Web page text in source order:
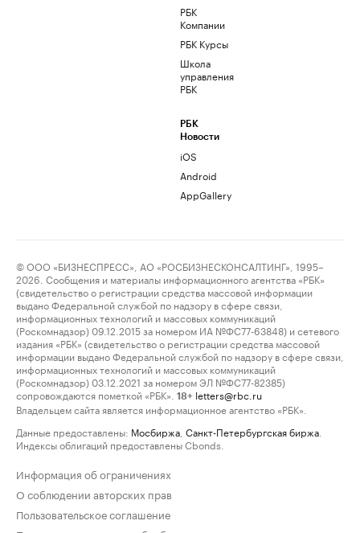
РБК
Компании
РБК Курсы
Школа
управления
РБК
РБК
Новости
iOS
Android
AppGallery
© ООО «БИЗНЕСПРЕСС», АО «РОСБИЗНЕСКОНСАЛТИНГ», 1995–
2026. Сообщения и материалы информационного агентства «РБК»
(свидетельство о регистрации средства массовой информации
выдано Федеральной службой по надзору в сфере связи,
информационных технологий и массовых коммуникаций
(Роскомнадзор) 09.12.2015 за номером ИА №ФС77-63848) и сетевого
издания «РБК» (свидетельство о регистрации средства массовой
информации выдано Федеральной службой по надзору в сфере связи,
информационных технологий и массовых коммуникаций
(Роскомнадзор) 03.12.2021 за номером ЭЛ №ФС77-82385)
сопровождаются пометкой «РБК».
18+ letters@rbc.ru
Владельцем сайта является информационное агентство «РБК».
Данные предоставлены: Мосбиржа Санкт-Петербургская биржа
Индексы облигаций предоставлены Cbonds.
Информация об ограничениях
О соблюдении авторских прав
Пользовательское соглашение